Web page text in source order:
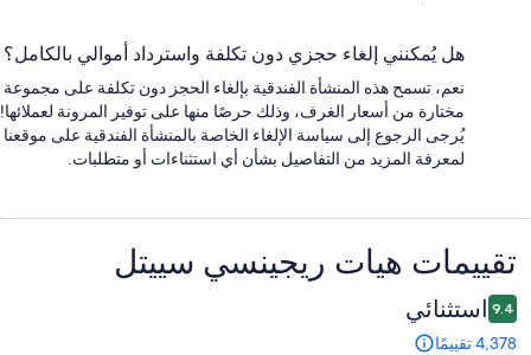
هل يُمكنني إلغاء حجزي دون تكلفة واسترداد أموالي بالكامل؟
نعم، تسمح هذه المنشأة الفندقية بإلغاء الحجز دون تكلفة على مجموعة
مختارة من أسعار الغرف، وذلك حرصًا منها على توفير المرونة لعملائها!
يُرجى الرجوع إلى سياسة الإلغاء الخاصة بالمنشأة الفندقية على موقعنا
لمعرفة المزيد من التفاصيل بشأن أي استثناءات أو متطلبات.
التقييمات
تقييمات ⁦هيات ريجينسي سييتل⁩
9.4 استثنائي
4,378 تقييمًا